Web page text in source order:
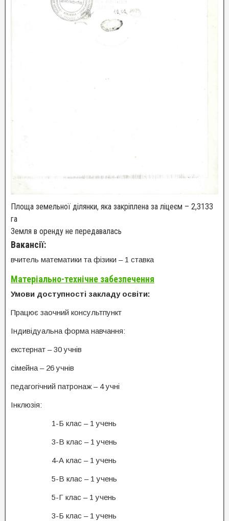
Площа земельної ділянки, яка закріплена за ліцеєм – 2,3133
га
Земля в оренду не передавалась
Вакансії:
вчитель математики та фізики – 1 ставка
Матеріально-технічне забезпечення
Умови доступності закладу освіти:
Працює заочний консультпункт
Індивідуальна форма навчання:
екстернат – 30 учнів
сімейна – 26 учнів
педагогічний патронаж – 4 учні
Інклюзія:
1-Б клас – 1 учень
3-В клас – 1 учень
4-А клас – 1 учень
5-В клас – 1 учень
5-Г клас – 1 учень
3-Б клас – 1 учень